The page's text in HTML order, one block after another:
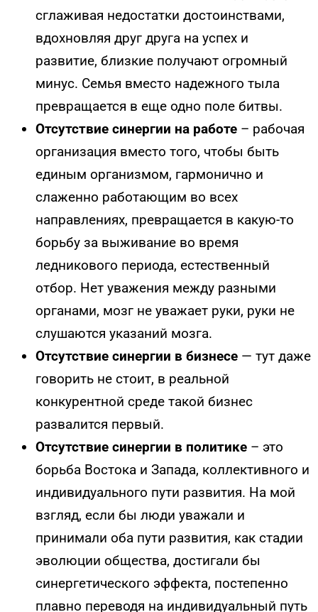
сглаживая недостатки достоинствами,
вдохновляя друг друга на успех и
развитие, близкие получают огромный
минус. Семья вместо надежного тыла
превращается в еще одно поле битвы.
Отсутствие синергии на работе – рабочая
организация вместо того, чтобы быть
единым организмом, гармонично и
слаженно работающим во всех
направлениях, превращается в какую-то
борьбу за выживание во время
ледникового периода, естественный
отбор. Нет уважения между разными
органами, мозг не уважает руки, руки не
слушаются указаний мозга.
Отсутствие синергии в бизнесе — тут даже
говорить не стоит, в реальной
конкурентной среде такой бизнес
развалится первый.
Отсутствие синергии в политике – это
борьба Востока и Запада, коллективного и
индивидуального пути развития. На мой
взгляд, если бы люди уважали и
принимали оба пути развития, как стадии
эволюции общества, достигали бы
синергетического эффекта, постепенно
плавно переводя на индивидуальный путь